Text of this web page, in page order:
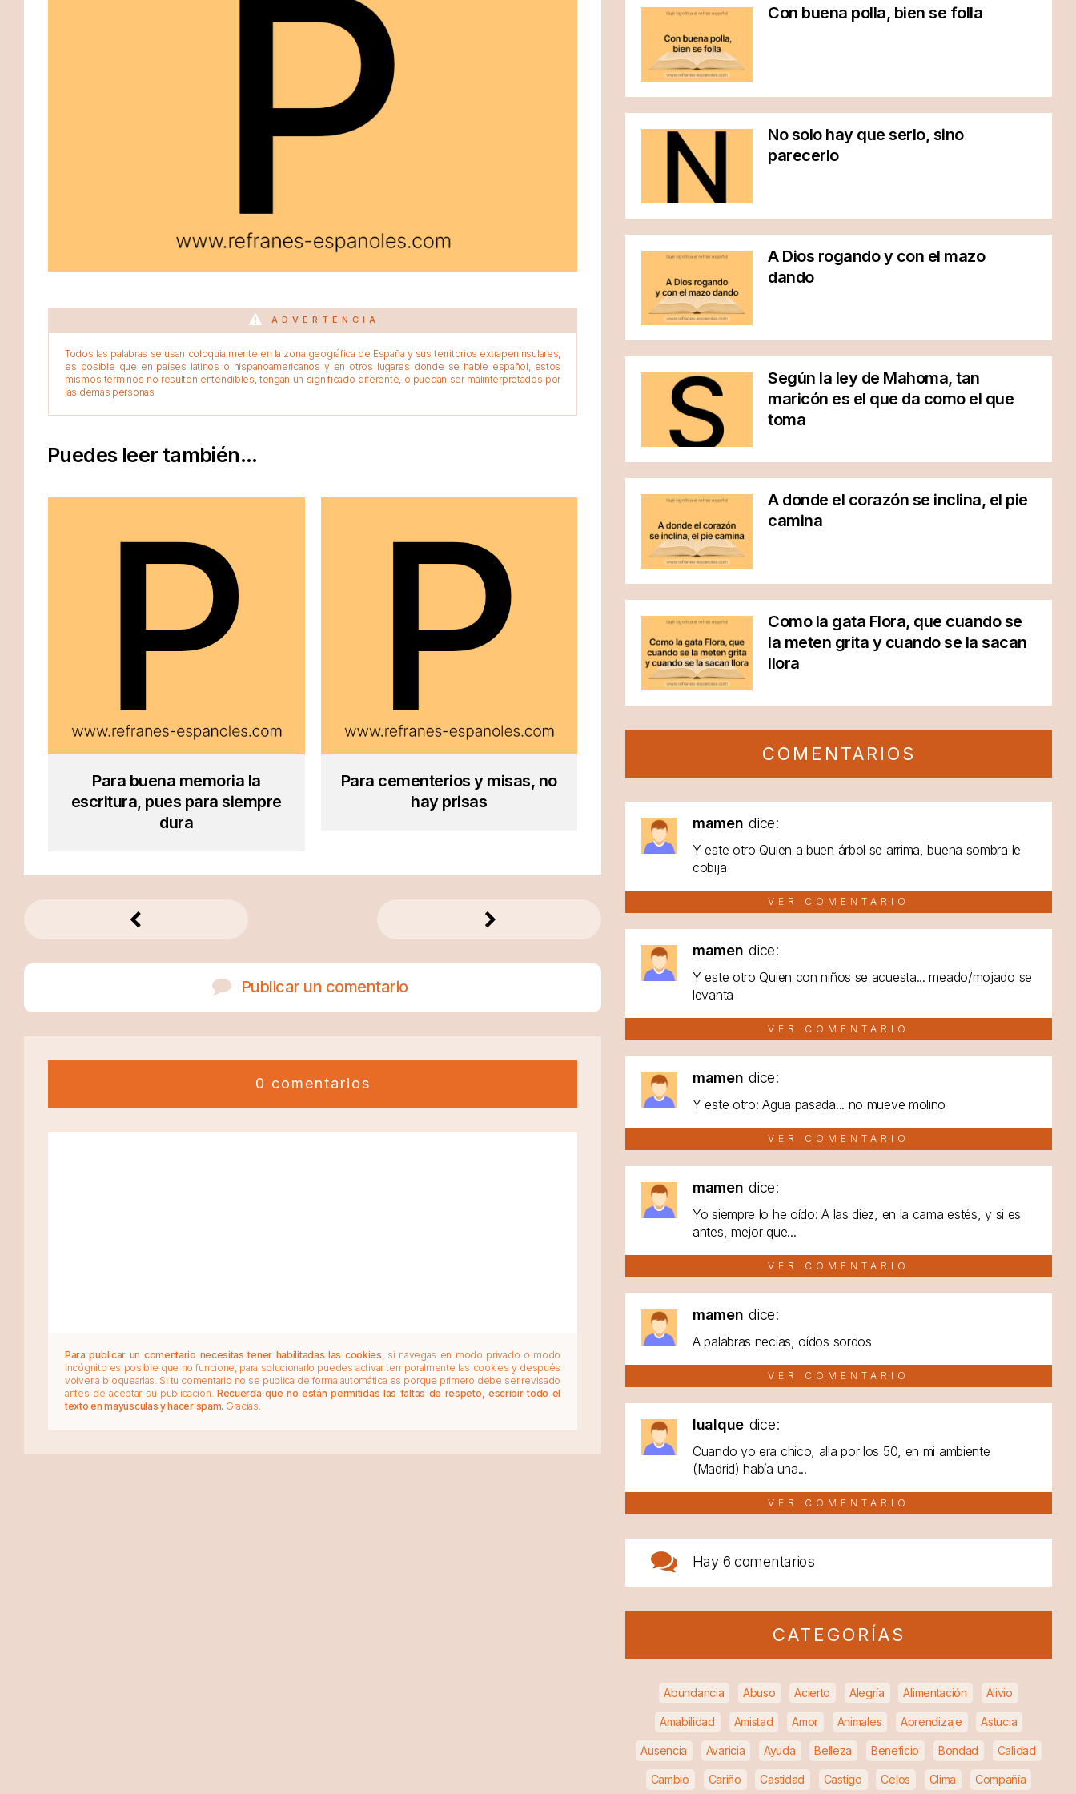
ADVERTENCIA
Todos las palabras se usan coloquialmente en la zona geográfica de España y sus territorios extrapeninsulares,
es posible que en países latinos o hispanoamericanos y en otros lugares donde se hable español, estos
mismos términos no resulten entendibles, tengan un significado diferente, o puedan ser malinterpretados por
las demás personas
Puedes leer también...
Para buena memoria la
escritura, pues para siempre
dura
Para cementerios y misas, no
hay prisas
Publicar un comentario
0 comentarios
Para publicar un comentario necesitas tener habilitadas las cookies , si navegas en modo privado o modo
incógnito es posible que no funcione, para solucionarlo puedes activar temporalmente las cookies y después
volver a bloquearlas. Si tu comentario no se publica de forma automática es porque primero debe ser revisado
antes de aceptar su publicación. Recuerda que no están permitidas las faltas de respeto, escribir todo el
texto en mayúsculas y hacer spam. Gracias.
Con buena polla, bien se folla
No solo hay que serlo, sino
parecerlo
A Dios rogando y con el mazo
dando
Según la ley de Mahoma, tan
maricón es el que da como el que
toma
A donde el corazón se inclina, el pie
camina
Como la gata Flora, que cuando se
la meten grita y cuando se la sacan
llora
COMENTARIOS
mamen dice:
Y este otro Quien a buen árbol se arrima, buena sombra le
cobija
VER COMENTARIO
mamen dice:
Y este otro Quien con niños se acuesta... meado/mojado se
levanta
VER COMENTARIO
mamen dice:
Y este otro: Agua pasada... no mueve molino
VER COMENTARIO
mamen dice:
Yo siempre lo he oído: A las diez, en la cama estés, y si es
antes, mejor que...
VER COMENTARIO
mamen dice:
A palabras necias, oídos sordos
VER COMENTARIO
lualque dice:
Cuando yo era chico, alla por los 50, en mi ambiente
(Madrid) había una...
VER COMENTARIO
Hay 6 comentarios
CATEGORÍAS
Abundancia Abuso Acierto Alegría Alimentación Alivio
Amabilidad Amistad Amor Animales Aprendizaje Astucia
Ausencia Avaricia Ayuda Belleza Beneficio Bondad Calidad
Cambio Cariño Castidad Castigo Celos Clima Compañía